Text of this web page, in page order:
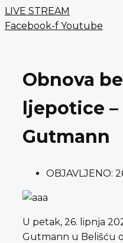
LIVE STREAM
Facebook-f Youtube
Obnova
ljepotice –
Gutmann
OBJAVLJENO:
U petak, 26. lipnja
Gutmann u Belišću